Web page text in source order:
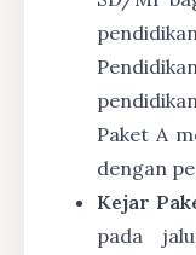
Paket A
dengan
Kejar
pada